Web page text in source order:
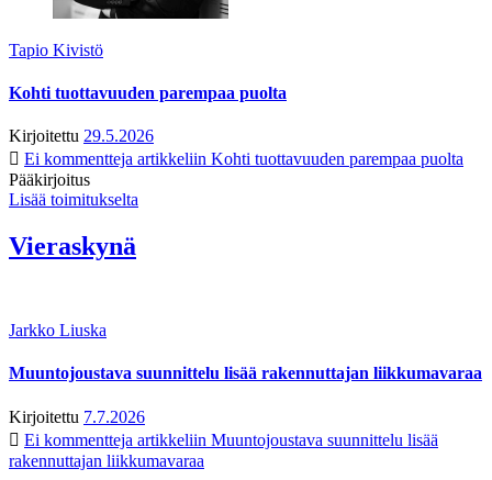
Tapio Kivistö
Kohti tuottavuuden parempaa puolta
Kirjoitettu 29.5.2026
Ei kommentteja artikkeliin Kohti tuottavuuden parempaa puolta
Pääkirjoitus
Lisää toimitukselta
Vieraskynä
Jarkko Liuska
Muuntojoustava suunnittelu lisää rakennuttajan liikkumavaraa
Kirjoitettu 7.7.2026
Ei kommentteja artikkeliin Muuntojoustava suunnittelu lisää
rakennuttajan liikkumavaraa